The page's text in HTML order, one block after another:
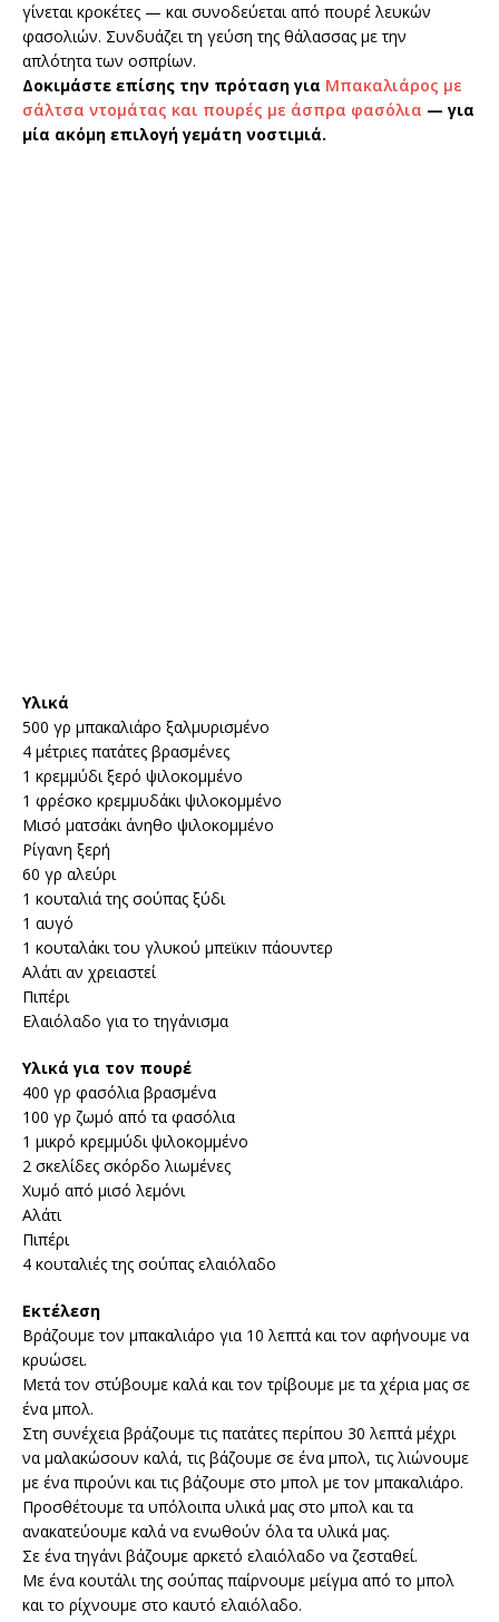
γίνεται κροκέτες — και συνοδεύεται από πουρέ λευκών
φασολιών. Συνδυάζει τη γεύση της θάλασσας με την
απλότητα των οσπρίων.
Δοκιμάστε επίσης την πρόταση για Μπακαλιάρος με
σάλτσα ντομάτας και πουρές με άσπρα φασόλια — για
μία ακόμη επιλογή γεμάτη νοστιμιά.
Υλικά
500 γρ μπακαλιάρο ξαλμυρισμένο
4 μέτριες πατάτες βρασμένες
1 κρεμμύδι ξερό ψιλοκομμένο
1 φρέσκο κρεμμυδάκι ψιλοκομμένο
Μισό ματσάκι άνηθο ψιλοκομμένο
Ρίγανη ξερή
60 γρ αλεύρι
1 κουταλιά της σούπας ξύδι
1 αυγό
1 κουταλάκι του γλυκού μπεϊκιν πάουντερ
Αλάτι αν χρειαστεί
Πιπέρι
Ελαιόλαδο για το τηγάνισμα
Υλικά για τον πουρέ
400 γρ φασόλια βρασμένα
100 γρ ζωμό από τα φασόλια
1 μικρό κρεμμύδι ψιλοκομμένο
2 σκελίδες σκόρδο λιωμένες
Χυμό από μισό λεμόνι
Αλάτι
Πιπέρι
4 κουταλιές της σούπας ελαιόλαδο
Εκτέλεση
Βράζουμε τον μπακαλιάρο για 10 λεπτά και τον αφήνουμε να
κρυώσει.
Μετά τον στύβουμε καλά και τον τρίβουμε με τα χέρια μας σε
ένα μπολ.
Στη συνέχεια βράζουμε τις πατάτες περίπου 30 λεπτά μέχρι
να μαλακώσουν καλά, τις βάζουμε σε ένα μπολ, τις λιώνουμε
με ένα πιρούνι και τις βάζουμε στο μπολ με τον μπακαλιάρο.
Προσθέτουμε τα υπόλοιπα υλικά μας στο μπολ και τα
ανακατεύουμε καλά να ενωθούν όλα τα υλικά μας.
Σε ένα τηγάνι βάζουμε αρκετό ελαιόλαδο να ζεσταθεί.
Με ένα κουτάλι της σούπας παίρνουμε μείγμα από το μπολ
και το ρίχνουμε στο καυτό ελαιόλαδο.